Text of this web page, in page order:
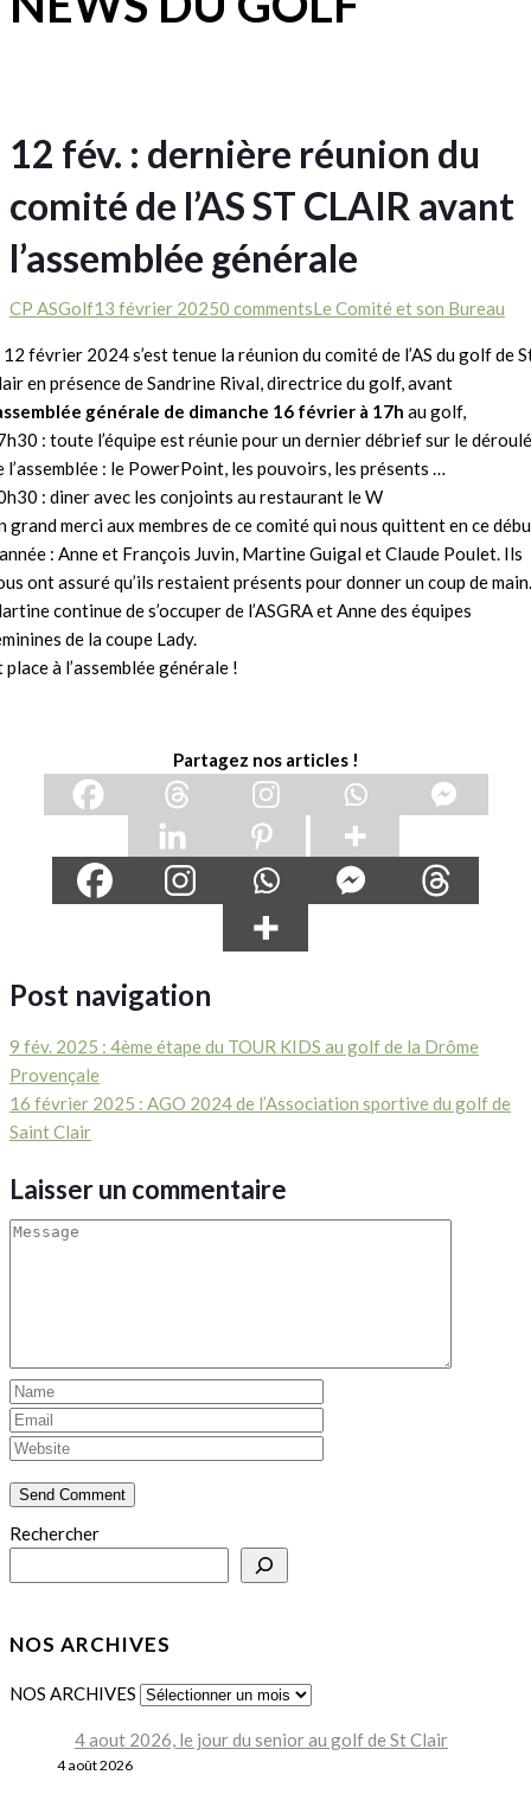
12 fév. : dernière réunion du
comité de l’AS ST CLAIR avant
l’assemblée générale
CP ASGolf13 février 20250 commentsLe Comité et son Bureau
12 février 2024 s’est tenue la réunion du comité de l’AS du golf de
en présence de Sandrine Rival, directrice du golf, avant
générale de dimanche 16 février à 17h au golf,
: toute l’équipe est réunie pour un dernier débrief sur le déroulé
l’assemblée : le PowerPoint, les pouvoirs, les présents …
: diner avec les conjoints au restaurant le W
grand merci aux membres de ce comité qui nous quittent en ce
: Anne et François Juvin, Martine Guigal et Claude Poulet. Ils
ont assuré qu’ils restaient présents pour donner un coup de main.
continue de s’occuper de l’ASGRA et Anne des équipes
de la coupe Lady.
place à l’assemblée générale !
Partagez nos articles !
Post navigation
9 fév. 2025 : 4ème étape du TOUR KIDS au golf de la Drôme
Provençale
16 février 2025 : AGO 2024 de l’Association sportive du golf de
Saint Clair
Laisser un commentaire
Rechercher
NOS ARCHIVES
NOS ARCHIVES
4 aout 2026, le jour du senior au golf de St Clair
4 août 2026